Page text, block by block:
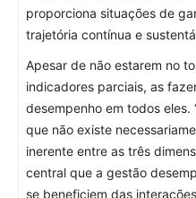
proporciona situações de
trajetória contínua e
Apesar de não estarem no
indicadores parciais, as
desempenho em todos eles.
que não existe
inerente entre as três
central que a gestão
se beneficiem das